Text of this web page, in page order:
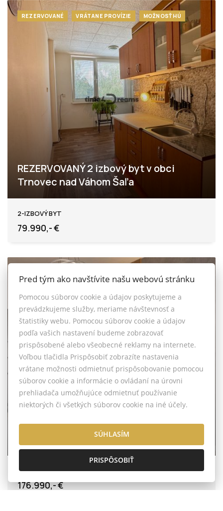
REZERVOVANÉ VRÁTANE PROVÍZIE MOŽNOSŤ HÚ
REZERVOVANÝ 2 izbový byt v obci
Trnovec nad Váhom Šaľa
Trnovec nad Váhom
2-IZBOVÝ BYT
79.990,- €
Dizajnový byt na výbornej adrese
Hlboká, Nitra - Čermáň
2-IZBOVÝ BYT
176.990,- €
Pred tým ako navštívite našu webovú stránku
Pomocou súborov cookie a údajov poskytujeme a
prevádzkujeme služby, meriame návštevnosť a
štatistiky webu. Pomocou súborov cookie a údajov
podľa vašich nastavení budeme zobrazovať
prispôsobené alebo všeobecné reklamy na internete.
Voľbou tlačidla Prispôsobiť zobrazíte nastavenia
vrátane možnosti odmietnuť prispôsobovanie pomocou
súborov cookie a informácie o ovládaní na úrovni
prehliadača umožňujúce odmietnuť používanie
niektorých či všetkých súborov cookie na iné účely.
SÚHLASÍM
PRISPÔSOBIŤ